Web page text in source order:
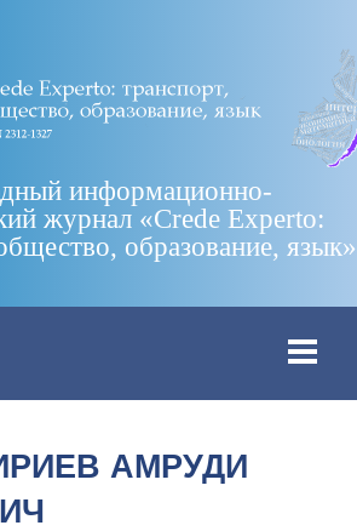
информационно-
журнал «Crede Experto:
образование, язык»
АМРУДИ